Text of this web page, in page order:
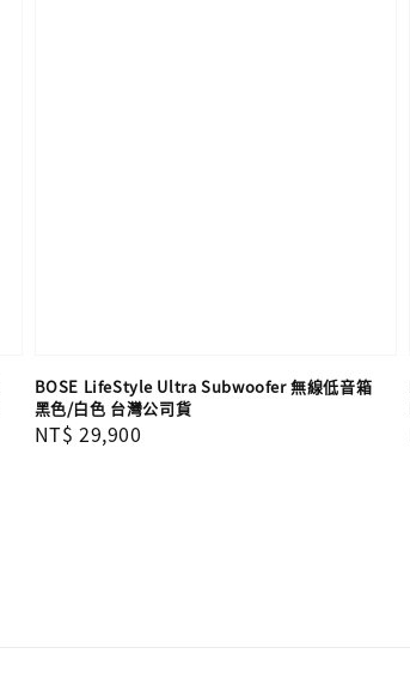
BOSE LifeStyle Ultra Subwoofer 無線低音箱
黑色/白色 台灣公司貨
Regular
NT$ 29,900